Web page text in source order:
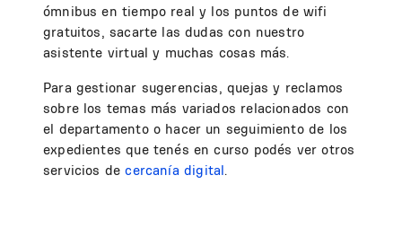
ómnibus en tiempo real y los puntos de wifi
gratuitos, sacarte las dudas con nuestro
asistente virtual y muchas cosas más.
Para gestionar sugerencias, quejas y reclamos
sobre los temas más variados relacionados con
el departamento o hacer un seguimiento de los
expedientes que tenés en curso podés ver otros
servicios de cercanía digital.